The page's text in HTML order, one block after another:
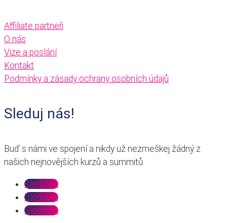
Affiliate partneři
O nás
Vize a poslání
Kontakt
Podmínky a zásady ochrany osobních údajů
Sleduj nás!
Buď s námi ve spojení a nikdy už nezmeškej žádný z
našich nejnovějších kurzů a summitů
Sledovat
Sledovat
Sledovat